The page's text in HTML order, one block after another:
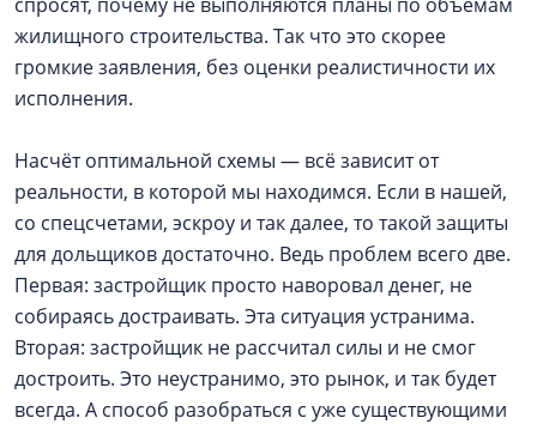
жилищного строительства. Так что это скорее
громкие заявления, без оценки реалистичности их
исполнения.
Насчёт оптимальной схемы — всё зависит от
реальности, в которой мы находимся. Если в нашей,
со спецсчетами, эскроу и так далее, то такой защиты
для дольщиков достаточно. Ведь проблем всего две.
Первая: застройщик просто наворовал денег, не
собираясь достраивать. Эта ситуация устранима.
Вторая: застройщик не рассчитал силы и не смог
достроить. Это неустранимо, это рынок, и так будет
всегда. А способ разобраться с уже существующими